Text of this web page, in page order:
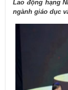
Lao động hạng
ngành giáo dục